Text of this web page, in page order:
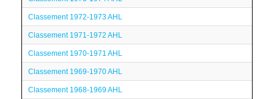
Classement 1972-1973 AHL
Classement 1971-1972 AHL
Classement 1970-1971 AHL
Classement 1969-1970 AHL
Classement 1968-1969 AHL